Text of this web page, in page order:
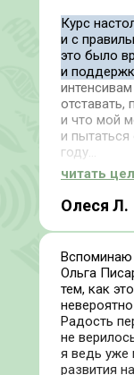
рублей
посетить
послушать
и ноября.
Если вам
удобным и
часть
или $ 530
15
Курс
и с
это было
и
отставать,
и что мой
и
году...
Олеся Л.
читать
Вспоминаю
Ольга
тем, как
Радость
не
я ведь уже
развития